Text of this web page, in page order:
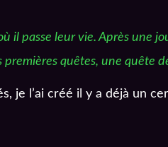
passe leur vie. Après une
quêtes, une quête
je l’ai créé il y a déjà un